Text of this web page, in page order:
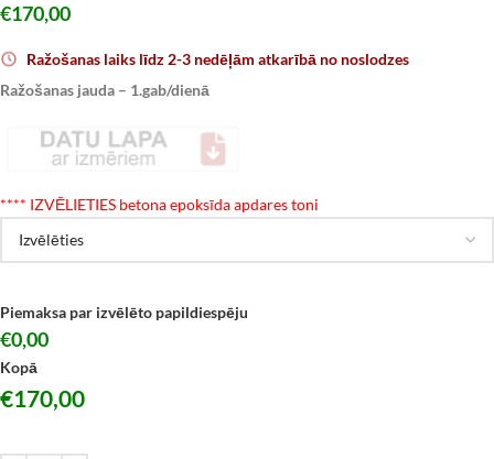
€170,00
Ražošanas laiks līdz 2-3 nedēļām atkarībā no noslodzes
Ražošanas jauda – 1.gab/dienā
**** IZVĒLIETIES betona epoksīda apdares toni
Piemaksa par izvēlēto papildiespēju
€0,00
Kopā
€170,00